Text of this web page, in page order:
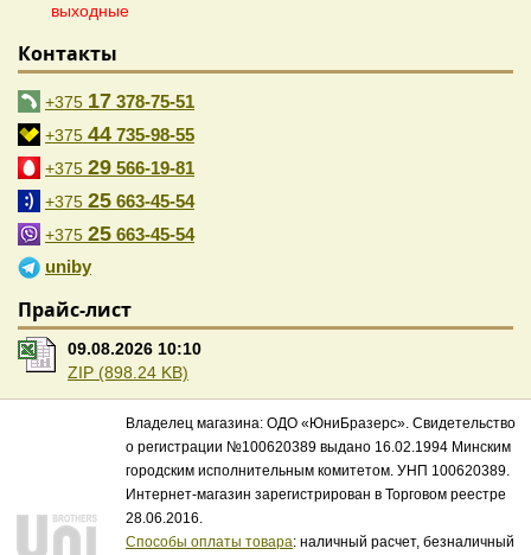
выходные
Контакты
+375 17 378-75-51
+375 44 735-98-55
+375 29 566-19-81
+375 25 663-45-54
+375 25 663-45-54
uniby
Прайс-лист
09.08.2026 10:10
ZIP (898.24 KB)
Владелец магазина: ОДО «ЮниБразерс». Свидетельство
о регистрации №100620389 выдано 16.02.1994 Минским
городским исполнительным комитетом. УНП 100620389.
Интернет-магазин зарегистрирован в Торговом реестре
28.06.2016.
Способы оплаты товара: наличный расчет, безналичный